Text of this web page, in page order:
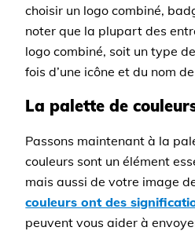
choisir un logo combiné,
noter que la plupart des
logo combiné, soit un type
fois d’une icône et du nom
La palette de
Passons maintenant à la
couleurs sont un élément
mais aussi de votre image
couleurs ont des
peuvent vous aider à